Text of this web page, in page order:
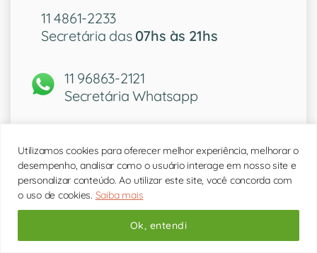
Utilizamos cookies para oferecer melhor experiência, melhorar o
desempenho, analisar como o usuário interage em nosso site e
personalizar conteúdo. Ao utilizar este site, você concorda com
o uso de cookies. Saiba mais
Ok, entendi
11 4861-2233
Secretária das 07hs às 21hs
11 96863-2121
Secretária Whatsapp
Fotos do nosso consultório